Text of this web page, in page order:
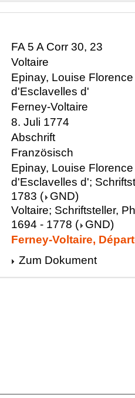
FA 5 A Corr 30, 23
Voltaire
Epinay, Louise
d'Esclavelles d'
Ferney-Voltaire
8. Juli 1774
Abschrift
Französisch
Epinay, Louise
d'Esclavelles d';
1783 ( GND)
Voltaire; Schriftsteller,
1694 - 1778 ( GND)
Ferney-Voltaire,
Zum Dokument